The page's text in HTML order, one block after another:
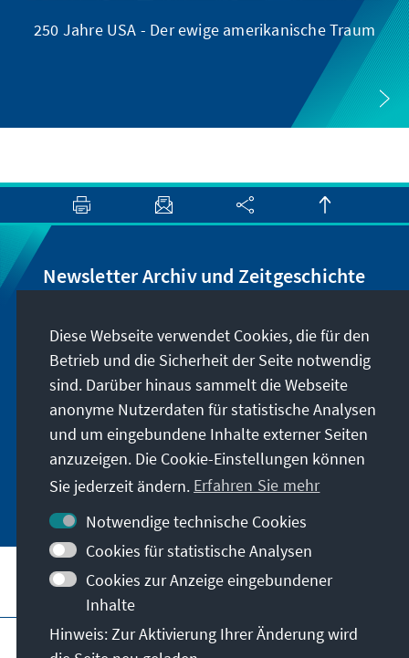
250 Jahre USA - Der ewige amerikanische Traum
Newsletter Archiv und Zeitgeschichte
Wir informieren Sie über Neuigkeiten rund um
unser Archiv, geben Hinweise zu unseren
zeithistorisch-politischen Veranstaltungen und
machen Sie auf neu erschienene Publikationen
und Formate aufmerksam. Der Newsletter
erscheint vier- bis fünfmal im Jahr.
Jetzt abonnieren
Besuchen Sie auch
Impressum Datenschutz
Nutzungsbedinungen
Diese Webseite verwendet Cookies, die für den
Betrieb und die Sicherheit der Seite notwendig
sind. Darüber hinaus sammelt die Webseite
anonyme Nutzerdaten für statistische Analysen
und um eingebundene Inhalte externer Seiten
anzuzeigen. Die Cookie-Einstellungen können
Sie jederzeit ändern. Erfahren Sie mehr
Notwendige technische Cookies
Cookies für statistische Analysen
Cookies zur Anzeige eingebundener
Inhalte
Hinweis: Zur Aktivierung Ihrer Änderung wird